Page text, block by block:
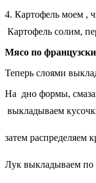
4. Картофель моем ,
Картофель солим,
Мясо по
Теперь слоями
На дно формы,
выкладываем
затем распределяем
Лук выкладываем по